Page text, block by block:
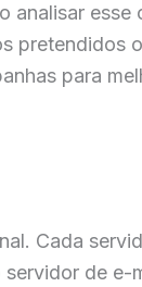
analisar esse
pretendidos
para
Cada
de e-